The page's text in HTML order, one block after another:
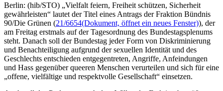
Berlin: (hib/STO) „Vielfalt feiern, Freiheit schützen, Sicherheit
gewährleisten“ lautet der Titel eines Antrags der Fraktion Bündnis
90/Die Grünen (21/6654(Dokument, öffnet ein neues Fenster)), der
am Freitag erstmals auf der Tagesordnung des Bundestagsplenums
steht. Danach soll der Bundestag jeder Form von Diskriminierung
und Benachteiligung aufgrund der sexuellen Identität und des
Geschlechts entschieden entgegentreten, Angriffe, Anfeindungen
und Hass gegenüber queeren Menschen verurteilen und sich für eine
„offene, vielfältige und respektvolle Gesellschaft“ einsetzen.